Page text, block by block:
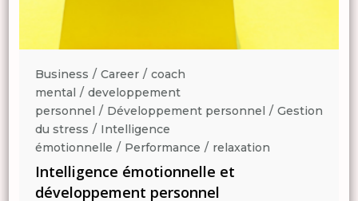
Business Career
coach
mental
developpement
personnel
Développement personnel
Gestion
du stress
Intelligence
émotionnelle
Performance relaxation
Intelligence émotionnelle et
développement personnel